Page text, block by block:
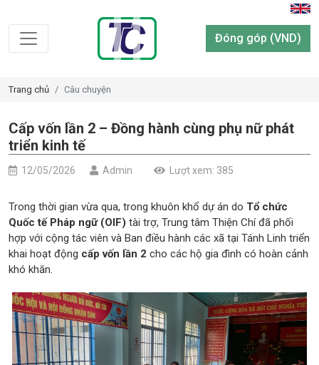
Đóng góp (VND)
Trang chủ Câu chuyện
Cấp vốn lần 2 – Đồng hành cùng phụ nữ phát
triển kinh tế
12/05/2026 Admin Lượt xem: 385
Trong thời gian vừa qua, trong khuôn khổ dự án do Tổ chức
Quốc tế Pháp ngữ (OIF) tài trợ, Trung tâm Thiện Chí đã phối
hợp với cộng tác viên và Ban điều hành các xã tại Tánh Linh triển
khai hoạt động cấp vốn lần 2 cho các hộ gia đình có hoàn cảnh
khó khăn.